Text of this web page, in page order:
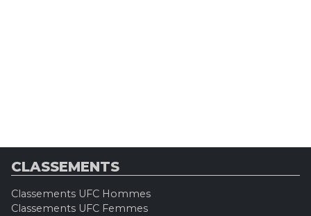
CLASSEMENTS
Classements UFC Hommes
Classements UFC Femmes